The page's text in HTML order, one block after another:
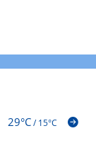
29°C/15°C